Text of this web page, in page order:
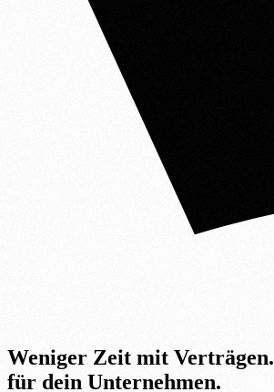
Weniger Zeit mit Verträgen.
für dein Unternehmen.